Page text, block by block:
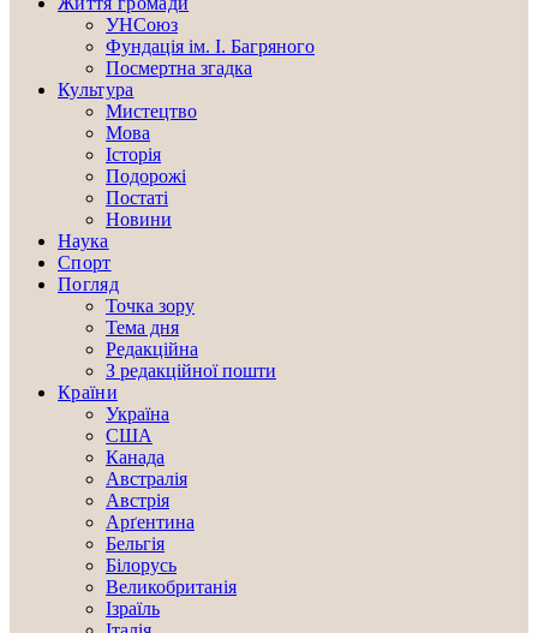
УНСоюз
Фундація ім. І. Багряного
Посмертна згадка
Культура
Мистецтво
Мова
Історія
Подорожі
Постаті
Новини
Наука
Спорт
Погляд
Точка зору
Тема дня
Редакційна
З редакційної пошти
Країни
Україна
США
Канада
Австралія
Австрія
Арґентина
Бельгія
Білорусь
Великобританія
Ізраїль